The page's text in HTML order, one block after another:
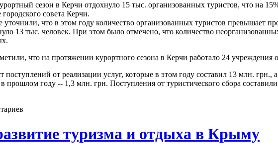
сезон в Керчи отдохнуло 15 тыс. организованных туристов, что на
совета Керчи.
уточнили, что в этом году количество организованных туристов превышает
13 тыс. человек. При этом было отмечено, что количество
что на протяжении курортного сезона в Керчи работало 24 учреждения
поступлений от реализации услуг, которые в этом году составил 13 млн.
прошлом году -- 1,3 млн. грн. Поступления от туристического сбора
туризма и отдыха в Крыму